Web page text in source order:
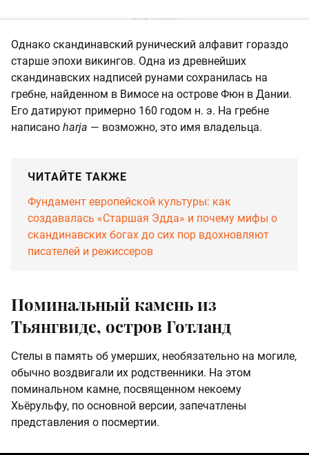
Однако скандинавский рунический алфавит гораздо
старше эпохи викингов. Одна из древнейших
скандинавских надписей рунами сохранилась на
гребне, найденном в Вимосе на острове Фюн в Дании.
Его датируют примерно 160 годом н. э. На гребне
написано harja — возможно, это имя владельца.
ЧИТАЙТЕ ТАКЖЕ
Фундамент европейской культуры: как
создавалась «Старшая Эдда» и почему мифы о
скандинавских богах до сих пор вдохновляют
писателей и режиссеров
Поминальный камень из
Тьянгвиде, остров Готланд
Стелы в память об умерших, необязательно на могиле,
обычно воздвигали их родственники. На этом
поминальном камне, посвященном некоему
Хьёрульфу, по основной версии, запечатлены
представления о посмертии.